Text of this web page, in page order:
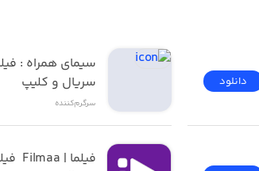
دانلود
سریال و کلیپ
سرگرم‌کننده